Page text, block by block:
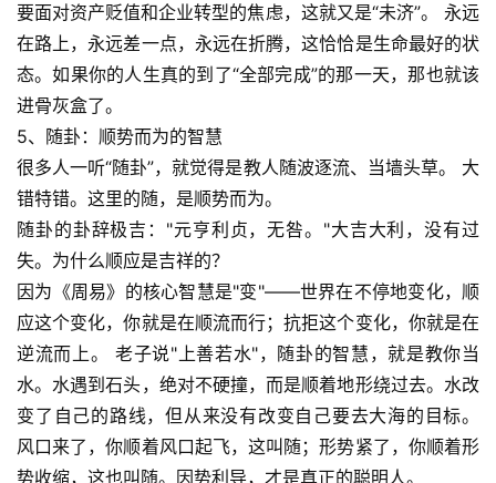
要面对资产贬值和企业转型的焦虑，这就又是“未济”。 永远
在路上，永远差一点，永远在折腾，这恰恰是生命最好的状
态。如果你的人生真的到了“全部完成”的那一天，那也就该
进骨灰盒了。
5、随卦：顺势而为的智慧
很多人一听“随卦”，就觉得是教人随波逐流、当墙头草。 大
错特错。这里的随，是顺势而为。
随卦的卦辞极吉："元亨利贞，无咎。"大吉大利，没有过
失。为什么顺应是吉祥的？
因为《周易》的核心智慧是"变"——世界在不停地变化，顺
应这个变化，你就是在顺流而行；抗拒这个变化，你就是在
逆流而上。 老子说"上善若水"，随卦的智慧，就是教你当
水。水遇到石头，绝对不硬撞，而是顺着地形绕过去。水改
变了自己的路线，但从来没有改变自己要去大海的目标。
风口来了，你顺着风口起飞，这叫随；形势紧了，你顺着形
势收缩，这也叫随。因势利导，才是真正的聪明人。